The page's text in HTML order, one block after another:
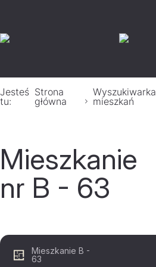
Jesteś
tu:
Strona
główna
Wyszukiwarka
mieszkań
Mieszkanie
nr B - 63
Mieszkanie B -
63